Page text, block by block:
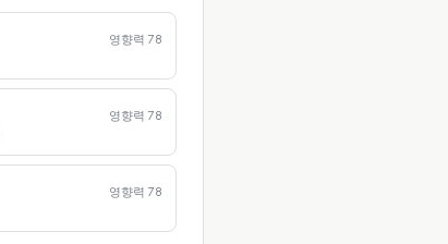
영향력 78
영향력 78
영향력 78